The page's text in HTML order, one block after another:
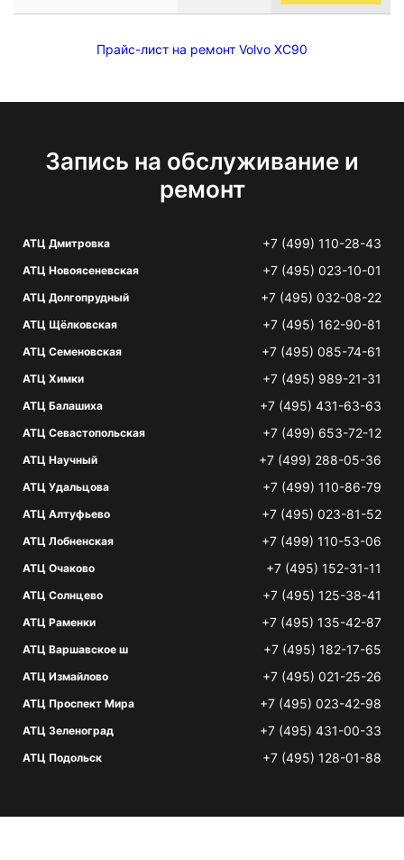
Прайс-лист на ремонт Volvo XC90
Запись на обслуживание и
ремонт
АТЦ Дмитровка +7 (499) 110-28-43
АТЦ Новоясеневская +7 (495) 023-10-01
АТЦ Долгопрудный +7 (495) 032-08-22
АТЦ Щёлковская +7 (495) 162-90-81
АТЦ Семеновская +7 (495) 085-74-61
АТЦ Химки +7 (495) 989-21-31
АТЦ Балашиха +7 (495) 431-63-63
АТЦ Севастопольская +7 (499) 653-72-12
АТЦ Научный +7 (499) 288-05-36
АТЦ Удальцова +7 (499) 110-86-79
АТЦ Алтуфьево +7 (495) 023-81-52
АТЦ Лобненская +7 (499) 110-53-06
АТЦ Очаково +7 (495) 152-31-11
АТЦ Солнцево +7 (495) 125-38-41
АТЦ Раменки +7 (495) 135-42-87
АТЦ Варшавское ш +7 (495) 182-17-65
АТЦ Измайлово +7 (495) 021-25-26
АТЦ Проспект Мира +7 (495) 023-42-98
АТЦ Зеленоград +7 (495) 431-00-33
АТЦ Подольск +7 (495) 128-01-88